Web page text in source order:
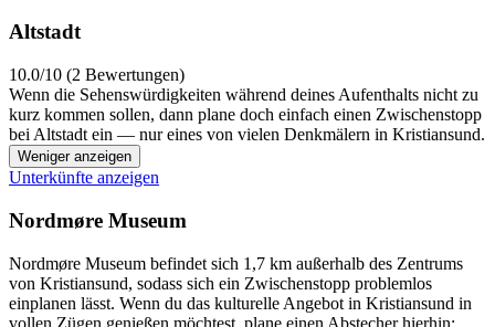
Altstadt
10.0/10 (2 Bewertungen)
Wenn die Sehenswürdigkeiten während deines Aufenthalts nicht zu
kurz kommen sollen, dann plane doch einfach einen Zwischenstopp
bei Altstadt ein — nur eines von vielen Denkmälern in Kristiansund.
Weniger anzeigen
Unterkünfte anzeigen
Nordmøre Museum
Nordmøre Museum befindet sich 1,7 km außerhalb des Zentrums
von Kristiansund, sodass sich ein Zwischenstopp problemlos
einplanen lässt. Wenn du das kulturelle Angebot in Kristiansund in
vollen Zügen genießen möchtest, plane einen Abstecher hierhin: